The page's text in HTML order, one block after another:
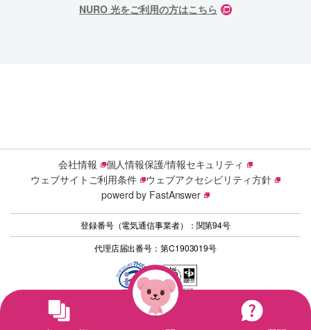
NURO 光をご利用の方はこちら
会社情報
個人情報保護/情報セキュリティ
ウェブサイトご利用条件
ウェブアクセシビリティ方針
powerd by FastAnswer
登録番号（電気通信事業者）：関第94号
代理店届出番号：第C1903019号
© 2026 Sony Network Communications Inc.